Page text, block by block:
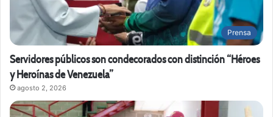
Prensa
Servidores públicos son condecorados con distinción “Héroes
y Heroínas de Venezuela”
agosto 2, 2026